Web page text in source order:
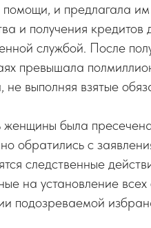
и предлагала
и получения кредитов
службой. После
превышала
выполняя взятые
женщины была
обратились с
следственные
на установление всех
подозреваемой